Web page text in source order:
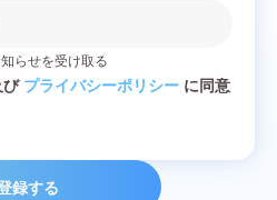
らせを受け取る
び プライバシーポリシー に同意
録する